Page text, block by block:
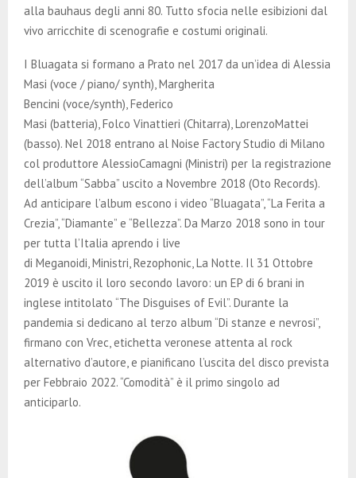
alla bauhaus degli anni 80. Tutto sfocia nelle esibizioni dal
vivo arricchite di scenografie e costumi originali.
I Bluagata si formano a Prato nel 2017 da un’idea di Alessia
Masi (voce / piano/ synth), Margherita
Bencini (voce/synth), Federico
Masi (batteria), Folco Vinattieri (Chitarra), LorenzoMattei
(basso). Nel 2018 entrano al Noise Factory Studio di Milano
col produttore AlessioCamagni (Ministri) per la registrazione
dell’album “Sabba” uscito a Novembre 2018 (Oto Records).
Ad anticipare l’album escono i video “Bluagata”, “La Ferita a
Crezia”, “Diamante” e “Bellezza”. Da Marzo 2018 sono in tour
per tutta l’Italia aprendo i live
di Meganoidi, Ministri, Rezophonic, La Notte. Il 31 Ottobre
2019 è uscito il loro secondo lavoro: un EP di 6 brani in
inglese intitolato “The Disguises of Evil”. Durante la
pandemia si dedicano al terzo album “Di stanze e nevrosi”,
firmano con Vrec, etichetta veronese attenta al rock
alternativo d’autore, e pianificano l’uscita del disco prevista
per Febbraio 2022. “Comodità” è il primo singolo ad
anticiparlo.